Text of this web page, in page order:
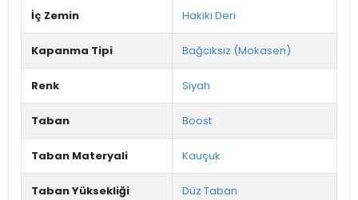
İç Zemin Hakiki Deri
Kapanma Tipi Bağcıksız (Mokasen)
Renk Siyah
Taban Boost
Taban Materyali Kauçuk
Taban Yüksekliği Düz Taban